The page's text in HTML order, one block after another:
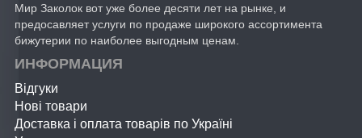
Мир Заколок вот уже более десяти лет на рынке, и
предосавляет услуги по продаже широкого ассортимента
бижутерии по наиболее выгодным ценам.
ИНФОРМАЦИЯ
Відгуки
Нові товари
Доставка і оплата товарів по Україні